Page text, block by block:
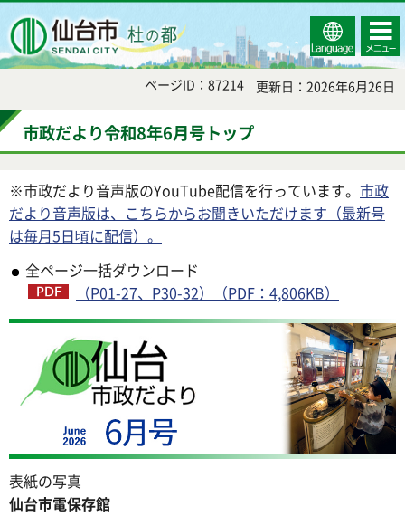
Select
Language
コンテ
ンツメ
ニュー
ページID：87214 更新日：2026年6月26日
市政だより令和8年6月号トップ
※市政だより音声版のYouTube配信を行っています。 市政
だより音声版は、こちらからお聞きいただけます（最新号
は毎月5日頃に配信）。
全ページ一括ダウンロード
（P01-27、P30-32）（PDF：4,806KB）
表紙の写真
仙台市電保存館